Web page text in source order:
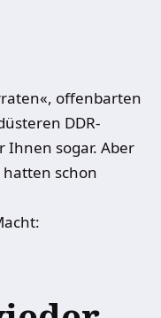
offenbarten
DDR-
Ihnen sogar. Aber
schon